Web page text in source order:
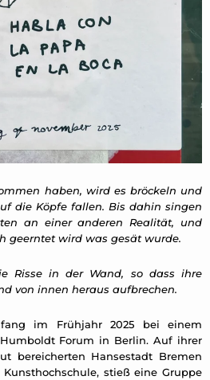
haben, wird es bröckeln und
die Köpfe fallen. Bis dahin singen
an einer anderen Realität, und
geerntet wird was gesät wurde.
Risse in der Wand, so dass ihre
von innen heraus aufbrechen.
im Frühjahr 2025 bei einem
Forum in Berlin. Auf ihrer
bereicherten Hansestadt Bremen
stieß eine Gruppe